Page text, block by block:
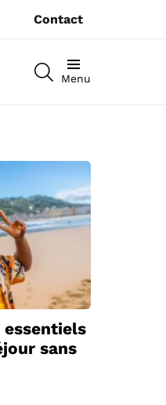
Contact
RECHERCHEZ
Menu
essentiels
sans